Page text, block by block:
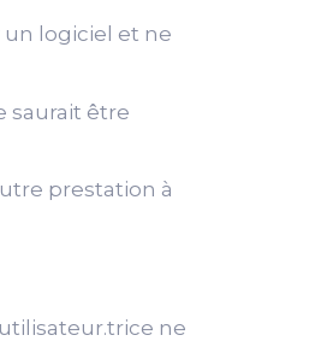
logiciel et ne
saurait être
prestation à
ne